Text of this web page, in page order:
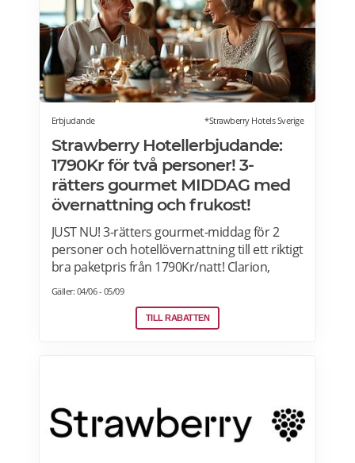
Erbjudande *Strawberry Hotels Sverige
Strawberry Hotellerbjudande:
1790Kr för två personer! 3-
rätters gourmet MIDDAG med
övernattning och frukost!
JUST NU! 3-rätters gourmet-middag för 2
personer och hotellövernattning till ett riktigt
bra paketpris från 1790Kr/natt! Clarion,
Quality Hotel, Comfort Hotel and Home
Paketet är tillgängligt alla dagar i veckan
Gäller: 04/06 - 05/09
TILL RABATTEN